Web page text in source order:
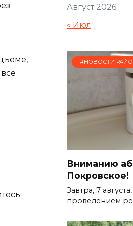
Август 2026
« Июл
#НОВОСТИ
Вниманию
Покровское!
Завтра, 7
проведением